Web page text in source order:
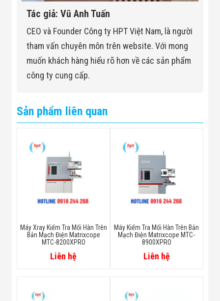
Tác giả: Vũ Anh Tuấn
CEO và Founder Công ty HPT Việt Nam, là người
tham vấn chuyên môn trên website. Với mong
muốn khách hàng hiểu rõ hơn về các sản phẩm
công ty cung cấp.
Sản phẩm liên quan
Máy Xray Kiểm Tra Mối Hàn Trên
Bản Mạch Điện Matrixcope
MTC-8200XPRO
Liên hệ
Máy Kiểm Tra Mối Hàn Trên Bản
Mạch Điện Matrixcope MTC-
8900XPRO
Liên hệ